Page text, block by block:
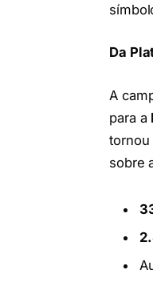
Da
A
para a
tornou
sobre